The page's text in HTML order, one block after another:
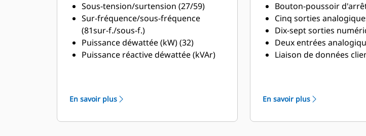
Sous-tension/surtension (27/59)
Sur-fréquence/sous-fréquence
(81sur-f./sous-f.)
Puissance déwattée (kW) (32)
Puissance réactive déwattée (kVAr)
en cas de surintensité
En savoir plus
Bouton-poussoir
Cinq sorties
Dix-sept sorties
Deux entrées
Liaison de données
Liaison de données en
En savoir plus